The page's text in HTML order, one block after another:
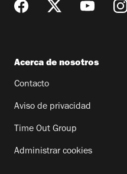
Acerca de nosotros
Contacto
Aviso de privacidad
Time Out Group
Administrar cookies